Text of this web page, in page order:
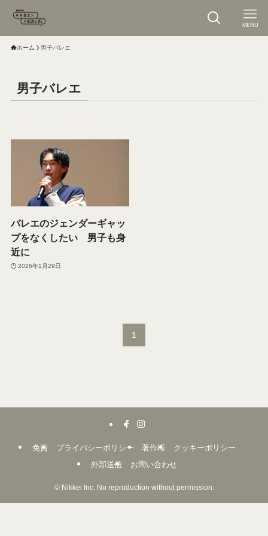
MENU
ホーム 男子バレエ
男子バレエ
バレエのジェンダーギャッ
プをなくしたい 男子も身
近に
2026年1月29日
1
免責 プライバシーポリシー 著作権
クッキーポリシー
外部送信
お問い合わせ
©Nikkei Inc. No reproduction without permission.